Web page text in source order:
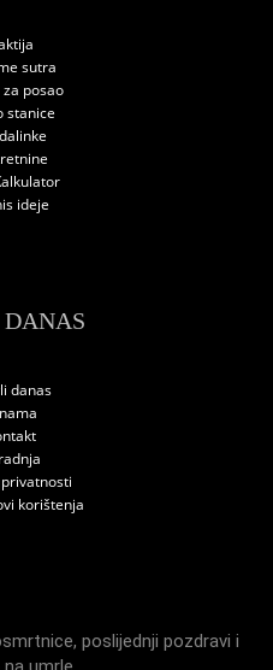
sutra
posao
stanice
ideje
danas
korištenja
, poslijednji pozdravi i